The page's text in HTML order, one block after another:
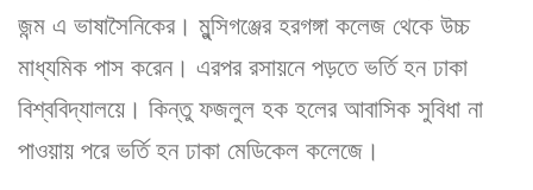
জন্ম এ ভাষাসৈনিকের। মুন্সিগঞ্জের হরগঙ্গা কলেজ থেকে উচ্চ
মাধ্যমিক পাস করেন। এরপর রসায়নে পড়তে ভর্তি হন ঢাকা
বিশ্ববিদ্যালয়ে। কিন্তু ফজলুল হক হলের আবাসিক সুবিধা না
পাওয়ায় পরে ভর্তি হন ঢাকা মেডিকেল কলেজে।